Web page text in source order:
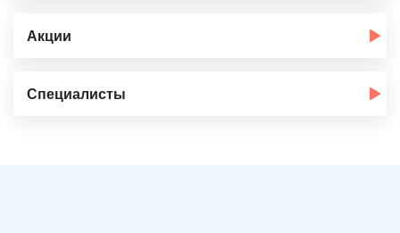
Акции
Специалисты